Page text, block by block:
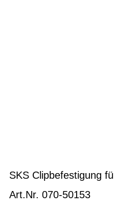
SKS Clipbefestigung
Art.Nr. 070-50153